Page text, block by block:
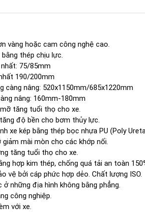
vàng hoặc cam công nghệ cao.
thép chịu lực.
75/85mm
190/200mm
càng nâng: 520x1150mm/685x1220mm
nâng: 160mm-180mm
tăng tuổi thọ cho xe.
độ bền cho bơm thủy lực.
xe kép bằng thép bọc nhựa PU (Poly
mài mòn cho các khớp nối.
tăng tuổi thọ cho xe.
hợp kim thép, chống quá tải an toàn
vệ bởi cáp phức hợp dẻo. Chất lượng ISO.
những địa hình không bằng phẳng.
công nghiệp.
với xe.